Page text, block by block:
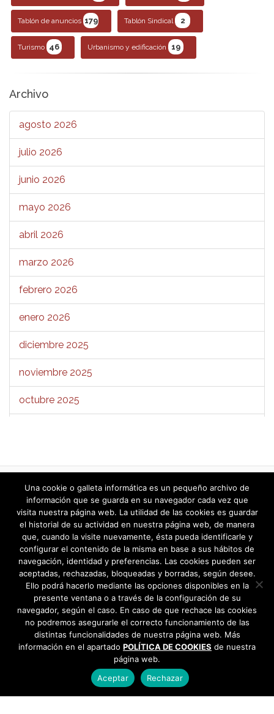
Tablón de anuncios 179 Tablón Sindical 2
Turismo 46 Urbanismo y edificación 19
Archivo
agosto 2026
julio 2026
junio 2026
mayo 2026
abril 2026
marzo 2026
febrero 2026
enero 2026
diciembre 2025
noviembre 2025
octubre 2025
julio 2025
junio 2025
mayo 2025
abril 2025
marzo 2025
febrero 2025
enero 2025
1 … 20 21 22 23 24
25
»
Una cookie o galleta informática es un pequeño archivo de
información que se guarda en su navegador cada vez que
visita nuestra página web. La utilidad de las cookies es guardar
el historial de su actividad en nuestra página web, de manera
que, cuando la visite nuevamente, ésta pueda identificarle y
configurar el contenido de la misma en base a sus hábitos de
navegación, identidad y preferencias. Las cookies pueden ser
aceptadas, rechazadas, bloqueadas y borradas, según desee.
Ello podrá hacerlo mediante las opciones disponibles en la
presente ventana o a través de la configuración de su
navegador, según el caso. En caso de que rechace las cookies
no podremos asegurarle el correcto funcionamiento de las
distintas funcionalidades de nuestra página web. Más
información en el apartado POLÍTICA DE COOKIES de nuestra
página web.
Aceptar
Rechazar